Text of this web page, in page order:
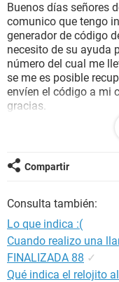
Buenos días señores
comunico que tengo
generador de código
necesito de su ayuda
número del cual me
se me es posible
envíen el código a mi
gracias.
Compartir
Consulta también:
Lo que indica :(
Cuando realizo una
FINALIZADA 88 ✓
Qué indica el relojito